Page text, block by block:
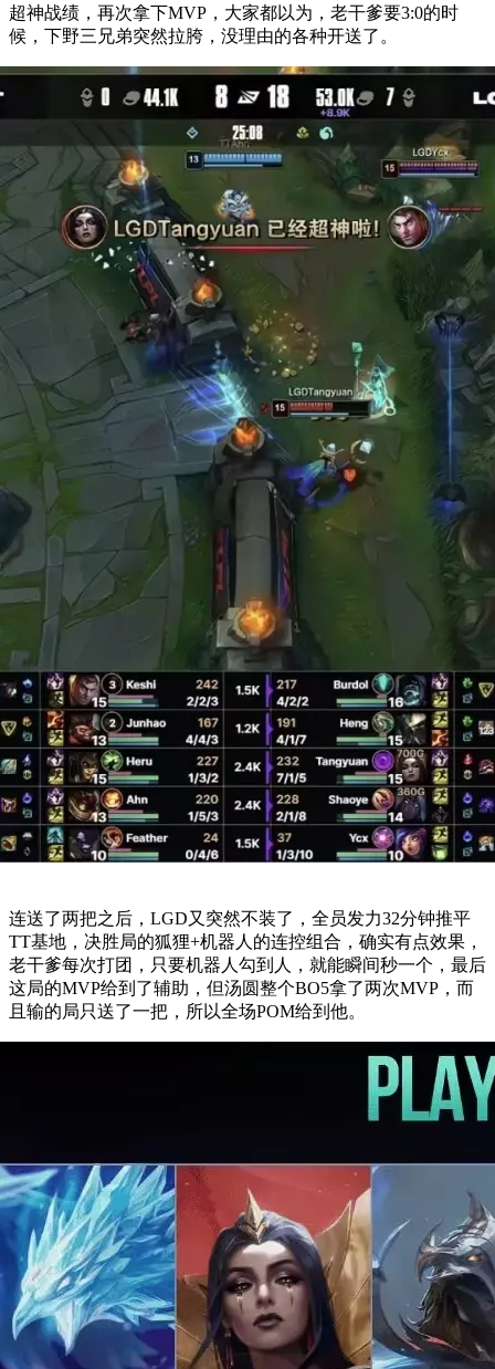
超神战绩，再次拿下MVP，大家都以为，老干爹要3:0的时
候，下野三兄弟突然拉胯，没理由的各种开送了。
连送了两把之后，LGD又突然不装了，全员发力32分钟推平
TT基地，决胜局的狐狸+机器人的连控组合，确实有点效果，
老干爹每次打团，只要机器人勾到人，就能瞬间秒一个，最后
这局的MVP给到了辅助，但汤圆整个BO5拿了两次MVP，而
且输的局只送了一把，所以全场POM给到他。